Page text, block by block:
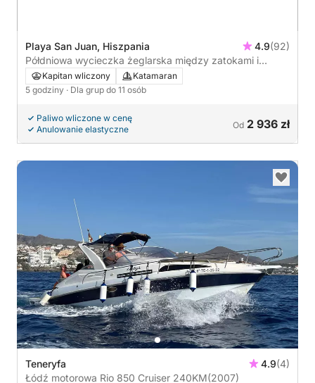
Playa San Juan, Hiszpania 4.9(92)
Półdniowa wycieczka żeglarska między zatokami i
klifami wulkanicznymi - 5 godz.
Kapitan wliczony
Katamaran
5 godziny · Dla grup do 11 osób
Paliwo wliczone w cenę
Anulowanie elastyczne
Od 2 936 zł
Teneryfa 4.9(4)
Łódź motorowa Rio 850 Cruiser 240KM(2007)